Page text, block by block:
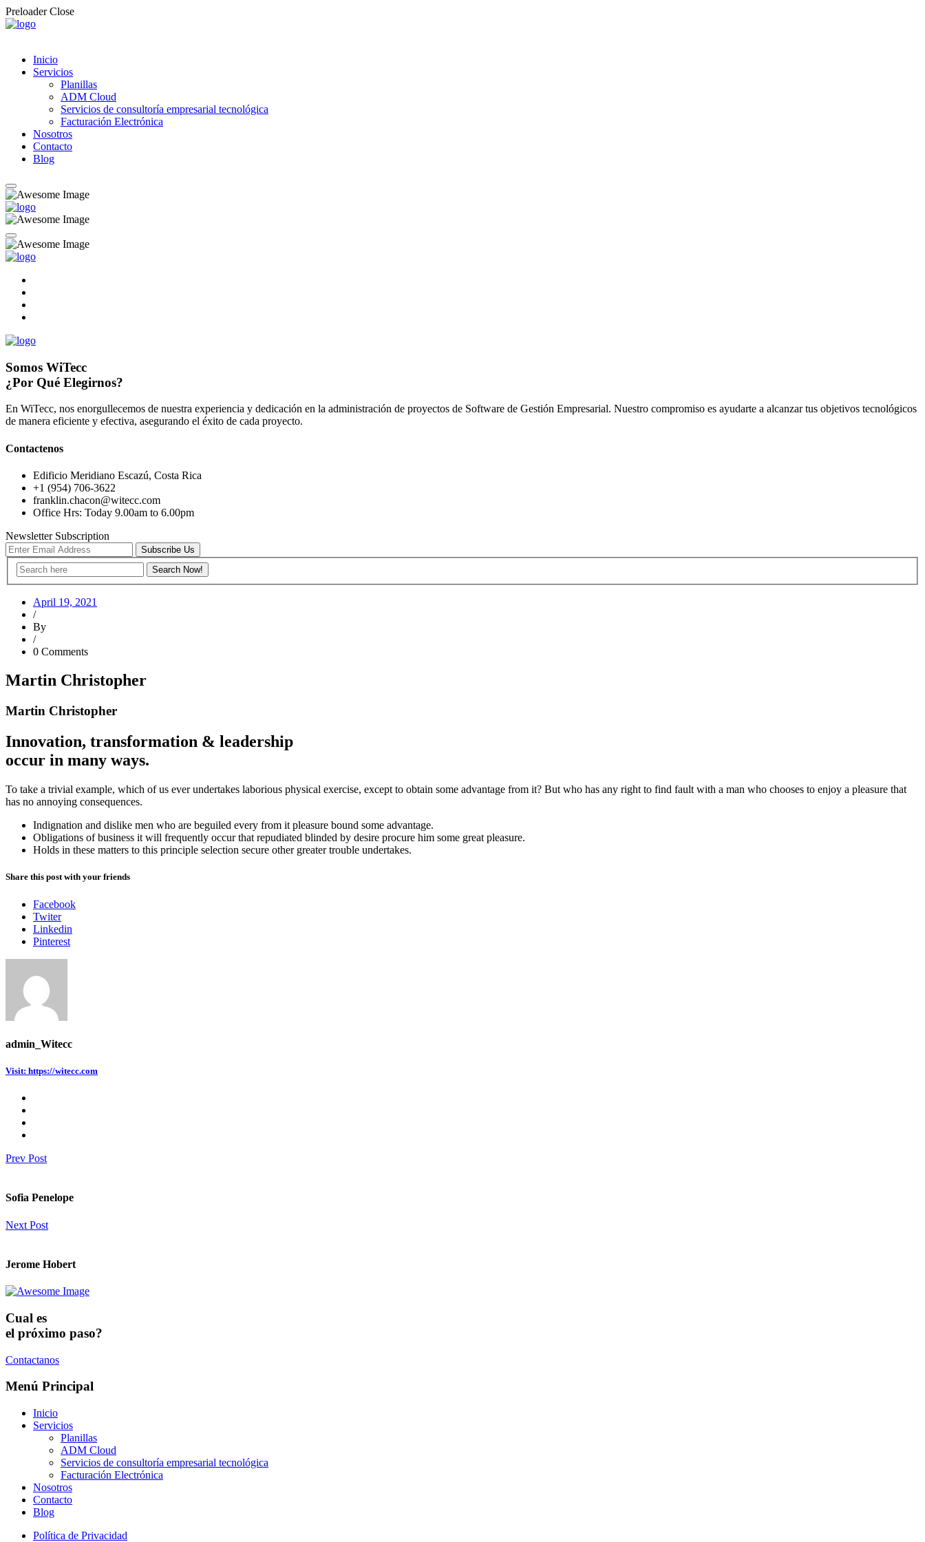
Preloader Close
Inicio
Servicios
Planillas
ADM Cloud
Servicios de consultoría empresarial tecnológica
Facturación Electrónica
Nosotros
Contacto
Blog
Somos WiTecc
¿Por Qué Elegirnos?
En WiTecc, nos enorgullecemos de nuestra experiencia y dedicación en la administración de proyectos de Software de Gestión Empresarial. Nuestro compromiso es ayudarte a alcanzar tus objetivos tecnológicos
de manera eficiente y efectiva, asegurando el éxito de cada proyecto.
Contactenos
Edificio Meridiano Escazú, Costa Rica
+1 (954) 706-3622
franklin.chacon@witecc.com
Office Hrs: Today 9.00am to 6.00pm
Newsletter Subscription
Subscribe Us
April 19, 2021
/
By
/
0 Comments
Martin Christopher
Martin Christopher
Innovation, transformation & leadership
occur in many ways.
To take a trivial example, which of us ever undertakes laborious physical exercise, except to obtain some advantage from it? But who has any right to find fault with a man who chooses to enjoy a pleasure that
has no annoying consequences.
Indignation and dislike men who are beguiled every from it pleasure bound some advantage.
Obligations of business it will frequently occur that repudiated blinded by desire procure him some great pleasure.
Holds in these matters to this principle selection secure other greater trouble undertakes.
Share this post with your friends
Facebook
Twiter
Linkedin
Pinterest
admin_Witecc
Visit: https://witecc.com
Prev Post
Sofia Penelope
Next Post
Jerome Hobert
Cual es
el próximo paso?
Contactanos
Menú Principal
Inicio
Servicios
Planillas
ADM Cloud
Servicios de consultoría empresarial tecnológica
Facturación Electrónica
Nosotros
Contacto
Blog
Política de Privacidad